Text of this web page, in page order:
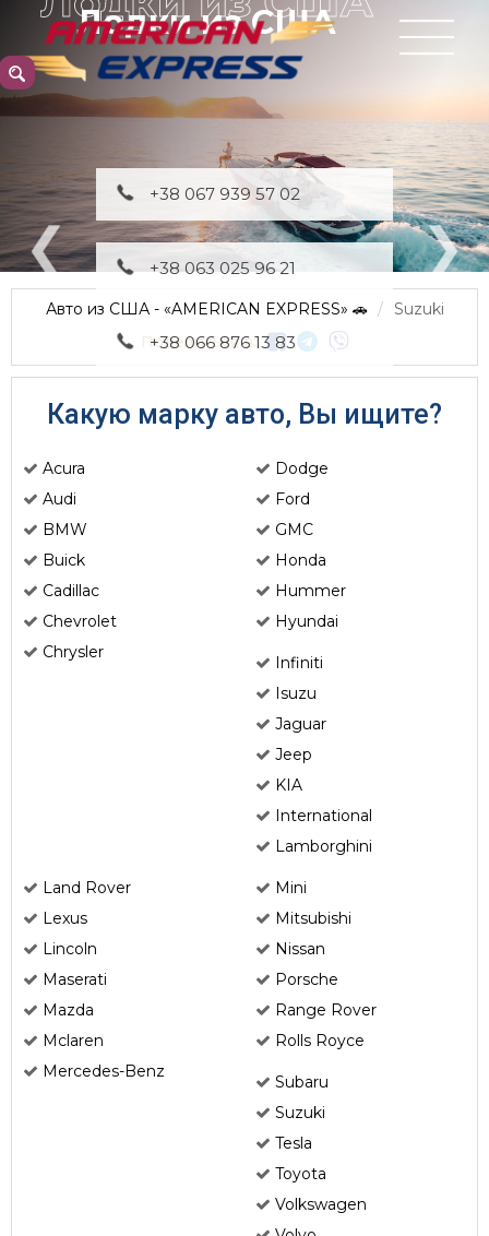
Лодки из США
+38 067 939 57 02
+38 063 025 96 21
+38 066 876 13 83
Авто из США - «AMERICAN EXPRESS» 🚗
Suzuki
Поделиться в:
Какую марку авто, Вы ищите?
Acura
Audi
BMW
Buick
Cadillac
Chevrolet
Chrysler
Dodge
Ford
GMC
Honda
Hummer
Hyundai
Infiniti
Isuzu
Jaguar
Jeep
KIA
International
Lamborghini
Land Rover
Lexus
Lincoln
Maserati
Mazda
Mclaren
Mercedes-Benz
Mini
Mitsubishi
Nissan
Porsche
Range Rover
Rolls Royce
Subaru
Suzuki
Tesla
Toyota
Volkswagen